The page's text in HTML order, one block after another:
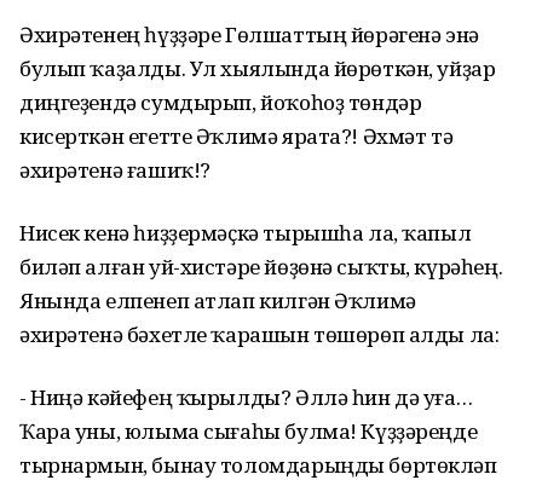
Әхирәтенең һүҙҙәре Гөлшаттың йөрәгенә энә
булып ҡаҙалды. Ул хыялында йөрөткән, уйҙар
диңгеҙендә сумдырып, йоҡоһоҙ төндәр
кисерткән егетте Әҡлимә ярата?! Әхмәт тә
әхирәтенә ғашиҡ!?
Нисек кенә һиҙҙермәҫкә тырышһа ла, ҡапыл
биләп алған уй-хистәре йөҙөнә сыҡты, күрәһең.
Янында елпенеп атлап килгән Әҡлимә
әхирәтенә бәхетле ҡарашын төшөрөп алды ла:
- Ниңә кәйефең ҡырылды? Әллә һин дә уға…
Ҡара уны, юлыма сығаһы булма! Күҙҙәреңде
тырнармын, бынау толомдарыңды бөртөкләп